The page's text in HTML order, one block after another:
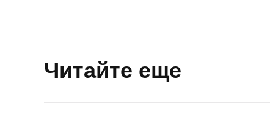
Читайте еще